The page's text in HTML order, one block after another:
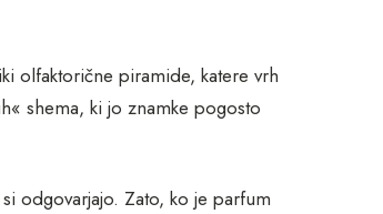
olfaktorične piramide, katere vrh
shema, ki jo znamke pogosto
odgovarjajo. Zato, ko je parfum